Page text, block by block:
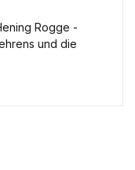
Rogge -
und die